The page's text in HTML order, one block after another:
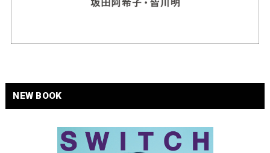
NEW BOOK